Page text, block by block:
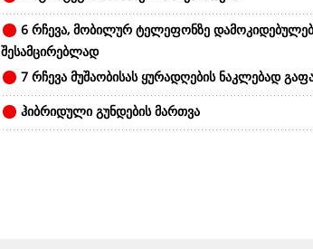
6 რჩევა, მობილურ ტელეფონზე
შესამცირებლად
7 რჩევა მუშაობისას ყურადღების ნაკლებად
ჰიბრიდული გუნდების მართვა